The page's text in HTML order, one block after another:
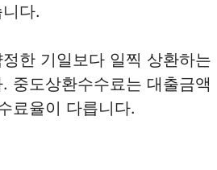
다.
한 기일보다 일찍 상환하는
중도상환수수료는 대출금액
료율이 다릅니다.